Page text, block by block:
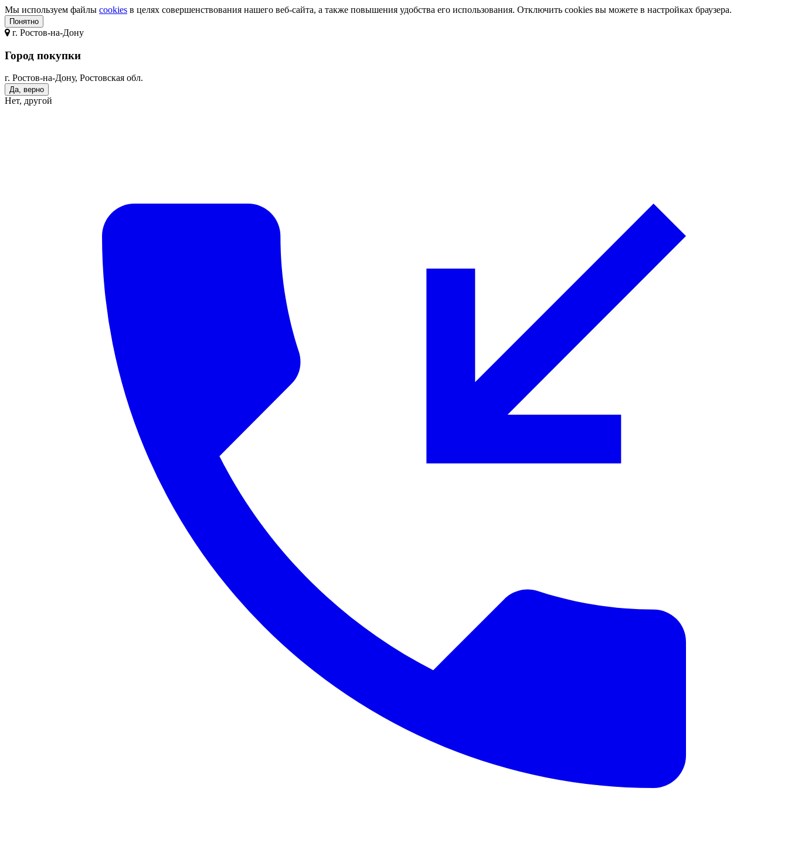
Мы используем файлы cookies в целях совершенствования нашего веб-сайта, а также повышения удобства его использования. Отключить cookies вы можете в настройках браузера.
Понятно
г. Ростов-на-Дону
Город покупки
г. Ростов-на-Дону, Ростовская обл.
Да, верно
Нет, другой